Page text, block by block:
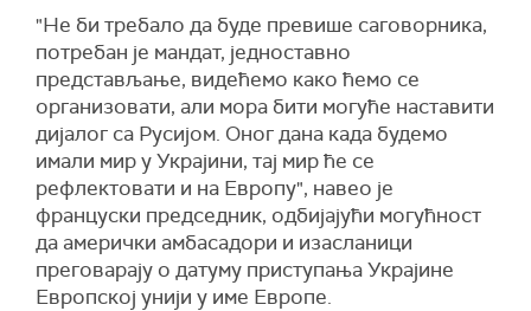
"Не би требало да буде превише саговорника,
потребан је мандат, једноставно
представљање, видећемо како ћемо се
организовати, али мора бити могуће наставити
дијалог са Русијом. Оног дана када будемо
имали мир у Украјини, тај мир ће се
рефлектовати и на Европу", навео је
француски председник, одбијајући могућност
да амерички амбасадори и изасланици
преговарају о датуму приступања Украјине
Европској унији у име Европе.